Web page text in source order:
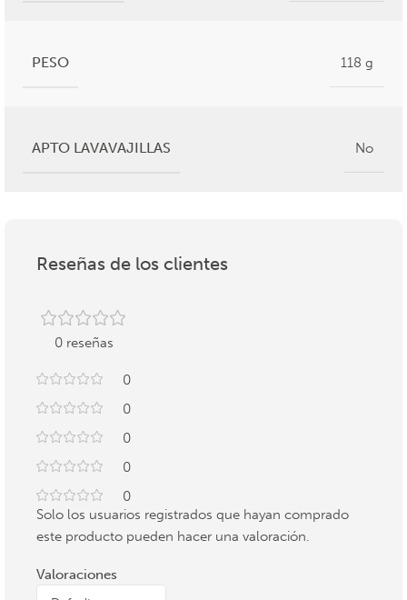
PESO 118 g
APTO LAVAVAJILLAS No
Reseñas de los clientes
0 reseñas
0
0
0
0
0
Valoraciones
Solo los usuarios registrados que hayan comprado
este producto pueden hacer una valoración.